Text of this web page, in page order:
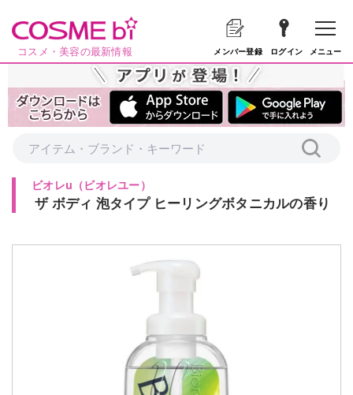
コスメ・美容の最新情報 メンバー登録 ログイン メニュー
ビオレu （ビオレユー）
ザ ボディ 泡タイプ ヒーリングボタニカルの香り